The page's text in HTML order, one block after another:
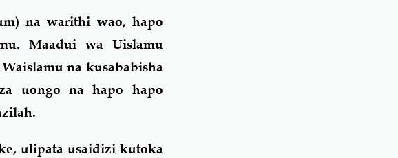
na warithi wao, hapo
Maadui wa Uislamu
na kusababisha
uongo na hapo hapo
ulipata usaidizi kutoka